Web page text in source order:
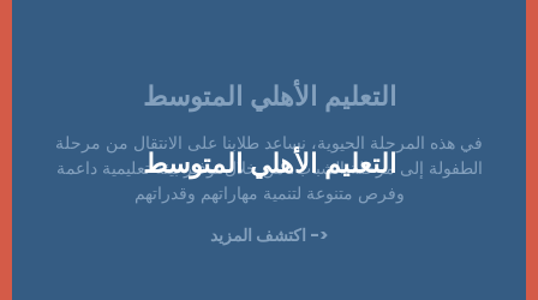
التعليم الأهلي المتوسط
التعليم الأهلي المتوسط
في هذه المرحلة الحيوية، نساعد طلابنا على الانتقال من مرحلة
الطفولة إلى مرحلة الشباب، من خلال توفير بيئة تعليمية داعمة
وفرص متنوعة لتنمية مهاراتهم وقدراتهم
<- اكتشف المزيد